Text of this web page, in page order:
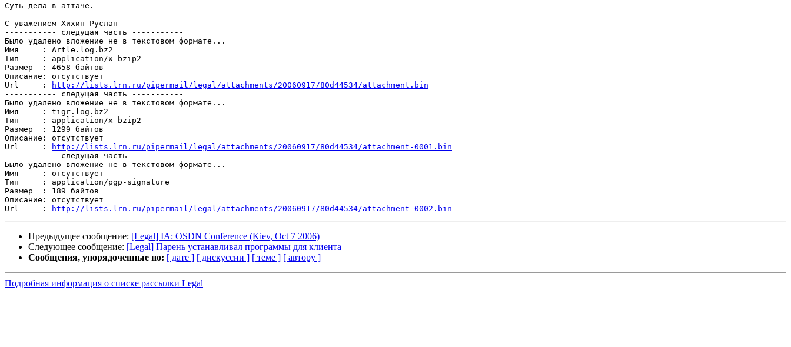
Суть дела в аттаче.
--
С уважением Хихин Руслан
----------- следущая часть -----------
Было удалено вложение не в текстовом формате...
Имя     : Artle.log.bz2
Тип     : application/x-bzip2
Размер  : 4658 байтов
Описание: отсутствует
Url     :
http://lists.lrn.ru/pipermail/legal/attachments/20060917/80d44534/attachment.bin
----------- следущая часть -----------
Было удалено вложение не в текстовом формате...
Имя     : tigr.log.bz2
Тип     : application/x-bzip2
Размер  : 1299 байтов
Описание: отсутствует
Url     :
http://lists.lrn.ru/pipermail/legal/attachments/20060917/80d44534/attachment-0001.bin
----------- следущая часть -----------
Было удалено вложение не в текстовом формате...
Имя     : отсутствует
Тип     : application/pgp-signature
Размер  : 189 байтов
Описание: отсутствует
Url     :
http://lists.lrn.ru/pipermail/legal/attachments/20060917/80d44534/attachment-0002.bin
Предыдущее сообщение: [Legal] IA: OSDN Conference (Kiev, Oct 7 2006)
Следующее сообщение: [Legal] Парень устанавливал программы для клиента
Сообщения, упорядоченные по: [ дате ] [ дискуссии ] [ теме ] [ автору ]
Подробная информация о списке рассылки Legal